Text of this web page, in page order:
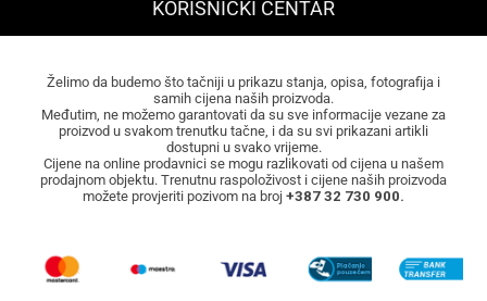
KORISNIČKI CENTAR
Želimo da budemo što tačniji u prikazu stanja, opisa, fotografija i
samih cijena naših proizvoda.
Međutim, ne možemo garantovati da su sve informacije vezane za
proizvod u svakom trenutku tačne, i da su svi prikazani artikli
dostupni u svako vrijeme.
Cijene na online prodavnici se mogu razlikovati od cijena u našem
prodajnom objektu. Trenutnu raspoloživost i cijene naših proizvoda
možete provjeriti pozivom na broj +387 32 730 900.